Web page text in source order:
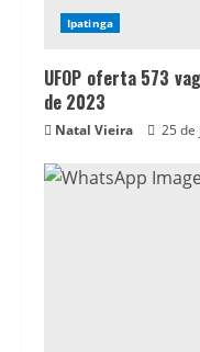
Ipatinga
UFOP oferta 573
de 2023
Natal Vieira 25 de